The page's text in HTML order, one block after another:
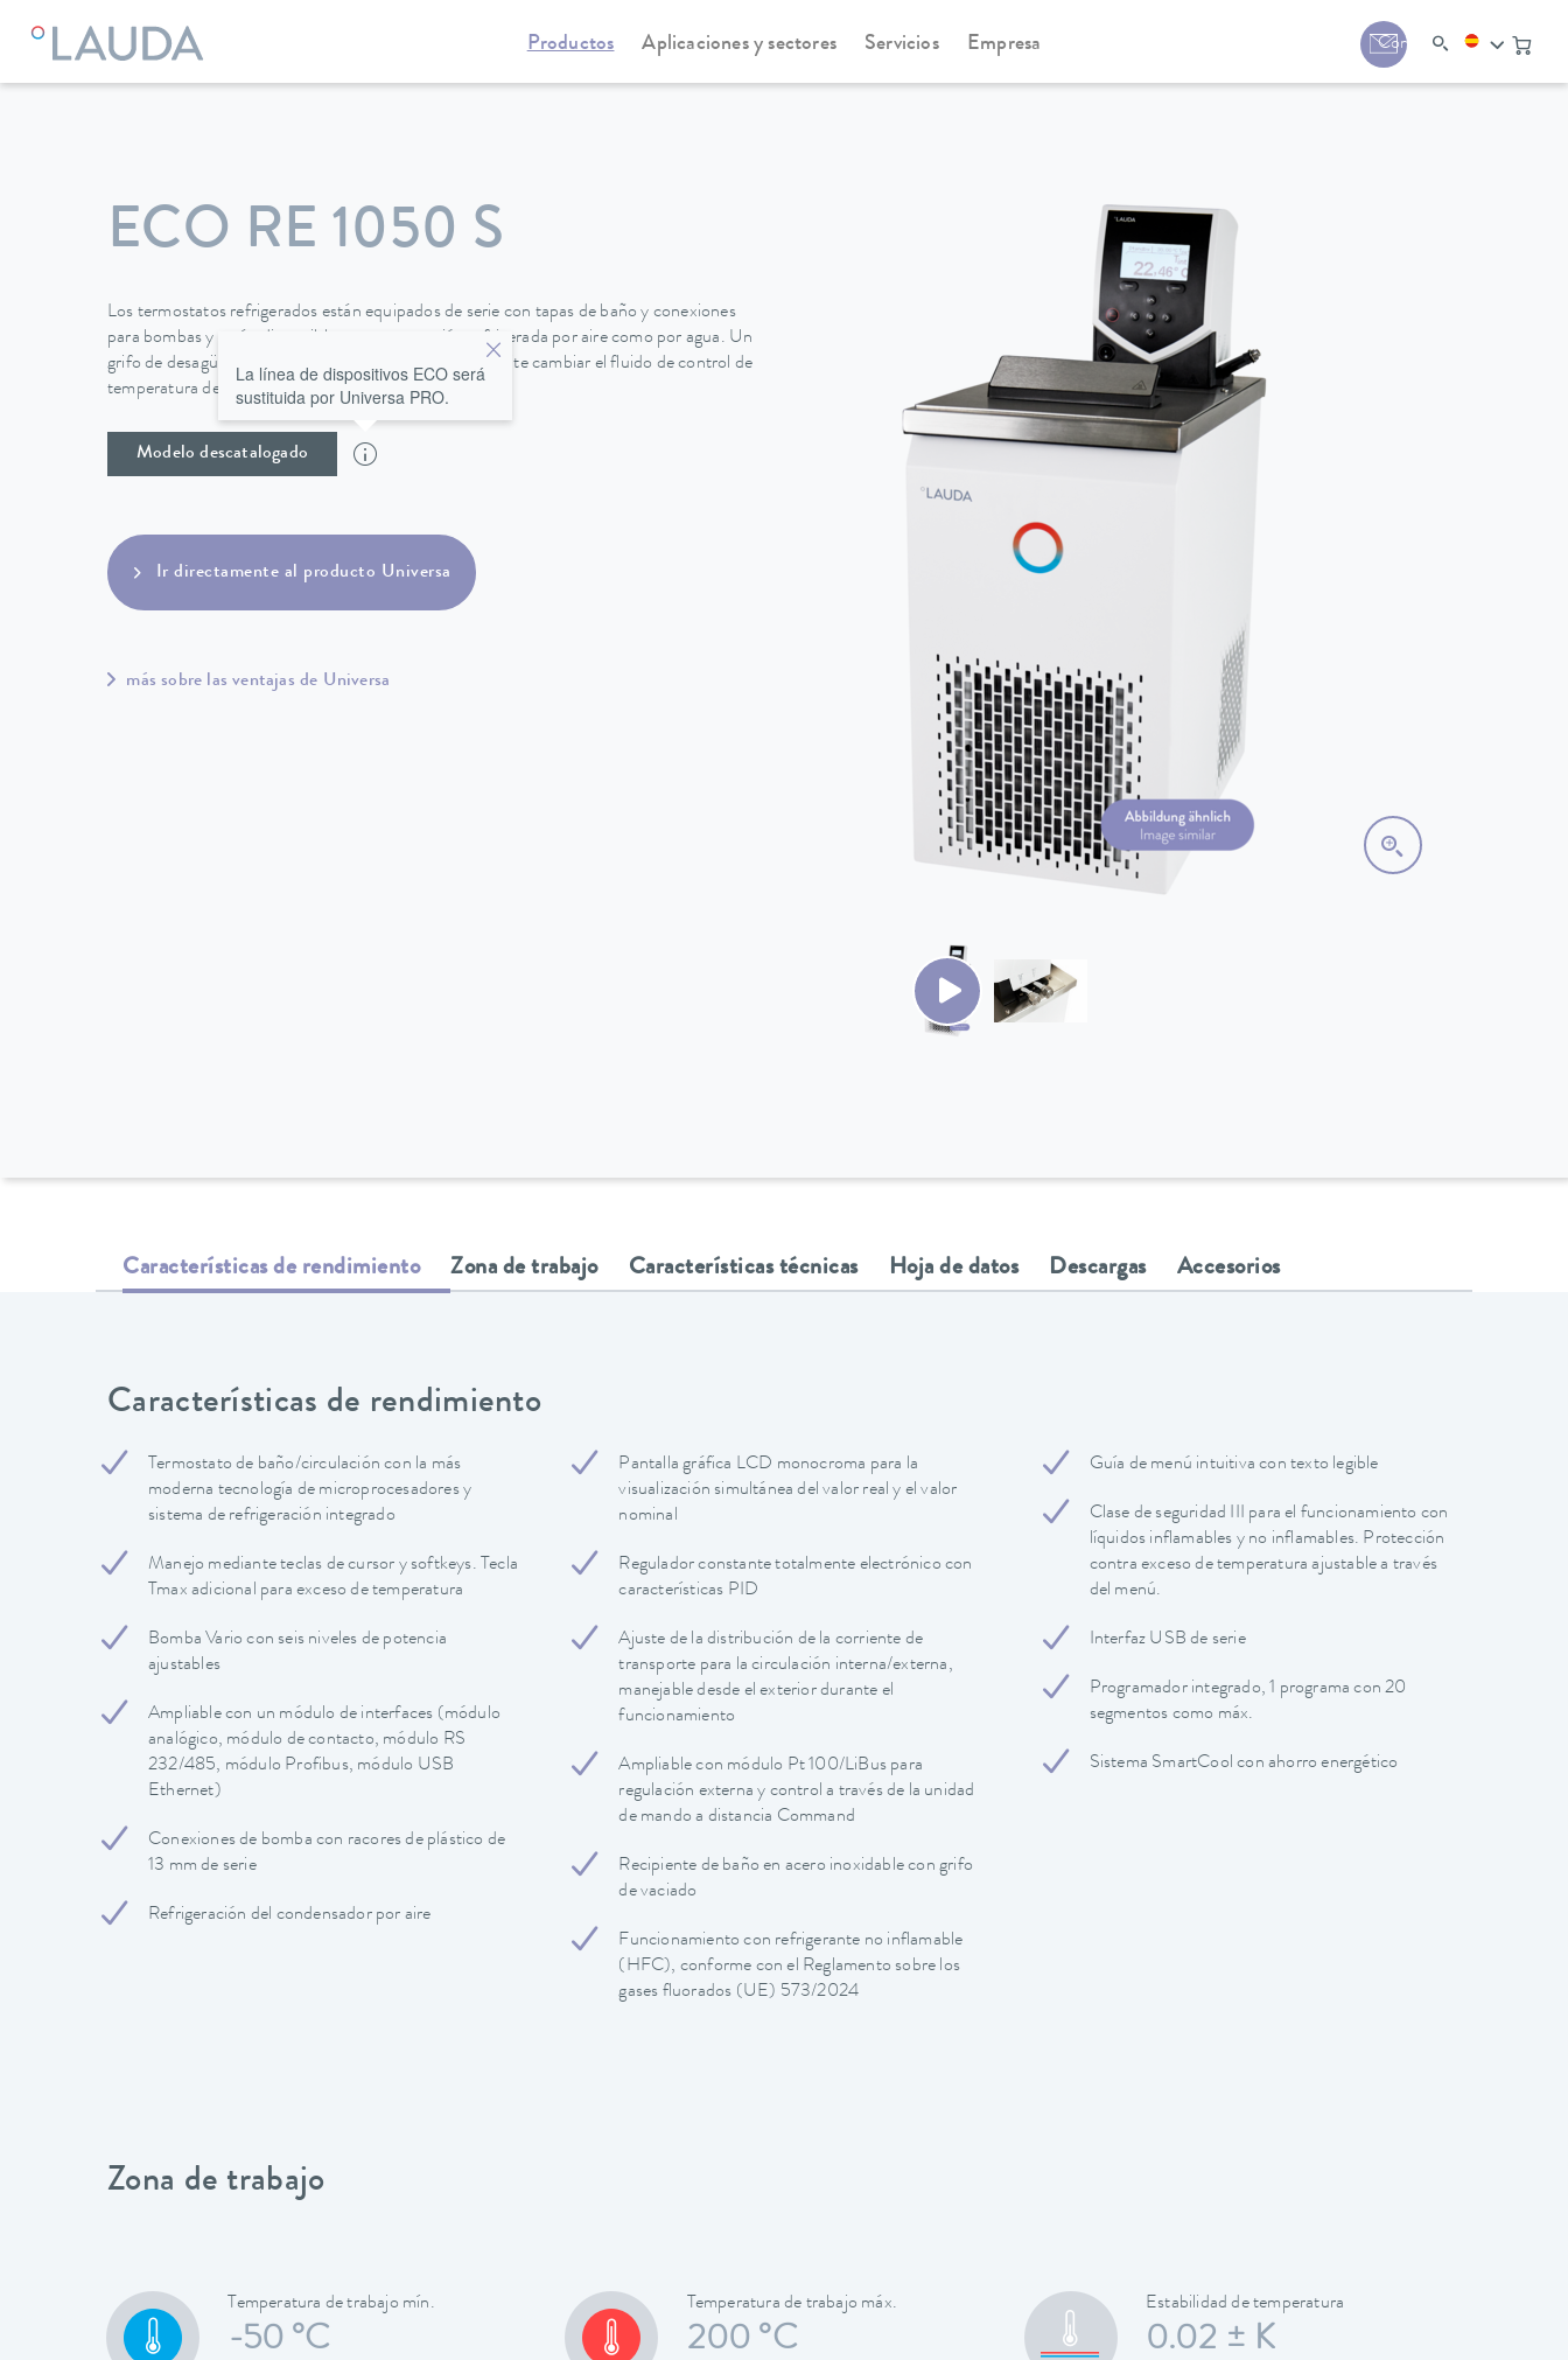
Productos Aplicaciones y sectores Servicios Empresa Contacto
LAUDA Equipos de termorregulación Termostatos de refrigeración Universa
ECO RE 1050 S
Los termostatos refrigerados están equipados de serie con tapas de baño y conexiones
para bombas y están disponibles tanto en versión refrigerada por aire como por agua. Un
grifo de desagüe en la parte posterior de la unidad permite cambiar el fluido de control de
temperatura de forma fácil y segura.
Modelo descatalogado
La línea de dispositivos ECO será
sustituida por Universa PRO.
Ir directamente al producto Universa
más sobre las ventajas de Universa
Características de rendimiento Zona de trabajo Características técnicas Hoja de datos Descargas Accesorios
Características de rendimiento
Termostato de baño/circulación con la más
moderna tecnología de microprocesadores y
sistema de refrigeración integrado
Manejo mediante teclas de cursor y softkeys. Tecla
Tmax adicional para exceso de temperatura
Bomba Vario con seis niveles de potencia
ajustables
Ampliable con un módulo de interfaces (módulo
analógico, módulo de contacto, módulo RS
232/485, módulo Profibus, módulo USB
Ethernet)
Conexiones de bomba con racores de plástico de
13 mm de serie
Refrigeración del condensador por aire
Pantalla gráfica LCD monocroma para la
visualización simultánea del valor real y el valor
nominal
Regulador constante totalmente electrónico con
características PID
Ajuste de la distribución de la corriente de
transporte para la circulación interna/externa,
manejable desde el exterior durante el
funcionamiento
Ampliable con módulo Pt 100/LiBus para
regulación externa y control a través de la unidad
de mando a distancia Command
Recipiente de baño en acero inoxidable con grifo
de vaciado
Funcionamiento con refrigerante no inflamable
(HFC), conforme con el Reglamento sobre los
gases fluorados (UE) 573/2024
Guía de menú intuitiva con texto legible
Clase de seguridad III para el funcionamiento con
líquidos inflamables y no inflamables. Protección
contra exceso de temperatura ajustable a través
del menú.
Interfaz USB de serie
Programador integrado, 1 programa con 20
segmentos como máx.
Sistema SmartCool con ahorro energético
Zona de trabajo
Temperatura de trabajo mín.
-50 °C
Temperatura de trabajo máx.
200 °C
Estabilidad de temperatura
0.02 ± K